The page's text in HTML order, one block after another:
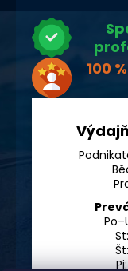
100